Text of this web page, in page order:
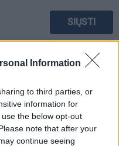
Information
to third parties, or
information for
the below opt-out
note that after your
continue seeing